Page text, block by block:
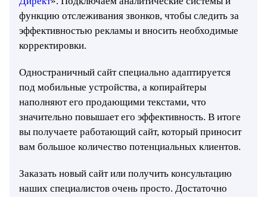
функцию отслеживания звонков, чтобы следить за
эффективностью рекламы и вносить необходимые
корректировки.
Одностраничный сайт специально адаптируется
под мобильные устройства, а копирайтеры
наполняют его продающими текстами, что
значительно повышает его эффективность. В итоге
вы получаете работающий сайт, который приносит
вам большое количество потенциальных клиентов.
Заказать новый сайт или получить консультацию
наших специалистов очень просто. Достаточно